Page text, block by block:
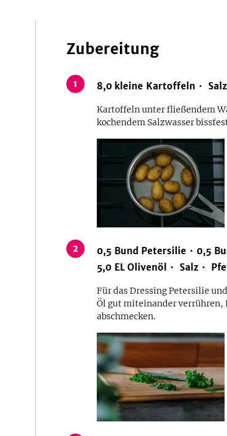
Zubereitung
1 8,0 kleine Kartoffeln Salz
Kartoffeln unter fließendem
kochendem Salzwasser
2 0,5 Bund Petersilie 0,5
5,0 EL Olivenöl Salz
Für das Dressing Petersilie
Öl gut miteinander verrühren,
abschmecken.